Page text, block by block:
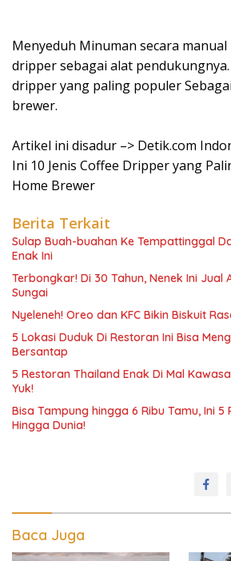
Menyeduh Minuman secara
dripper sebagai alat
dripper yang paling populer
brewer.
Artikel ini disadur –> Detik.com
Ini 10 Jenis Coffee Dripper yang
Home Brewer
Berita Terkait
Sulap Buah-buahan Ke Tempattinggal
Enak Ini
Terbongkar! Di 30 Tahun, Nenek Ini Jual
Sungai
Nyeleneh! Oreo dan KFC Bikin Biskuit
5 Lokasi Duduk Di Restoran Ini Bisa
Bersantap
5 Restoran Thailand Enak Di Mal
Yuk!
Bisa Tampung hingga 6 Ribu Tamu, Ini 5
Hingga Dunia!
Baca Juga